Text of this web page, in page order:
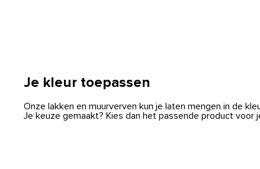
Je kleur toepassen
Onze lakken en muurverven kun je laten mengen in de
Je keuze gemaakt? Kies dan het passende product voor